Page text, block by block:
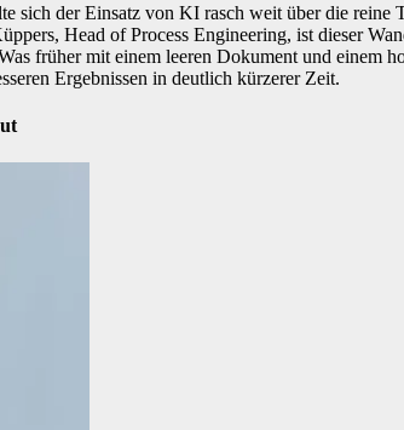
der Einsatz von KI rasch weit über die
Head of Process Engineering, ist dieser
früher mit einem leeren Dokument und
Ergebnissen in deutlich kürzerer Zeit.